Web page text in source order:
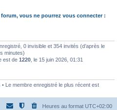
vous ne pourrez vous connecter :
0 invisible et 354 invités (d’après le
minutes)
est de 1220 , le 15 juin 2026, 01:31
• Le membre enregistré le plus récent est
Heures au format UTC+02:00